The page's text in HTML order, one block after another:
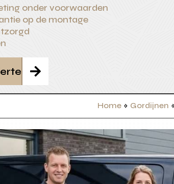
onder voorwaarden
op de montage

Home» Gordijnen